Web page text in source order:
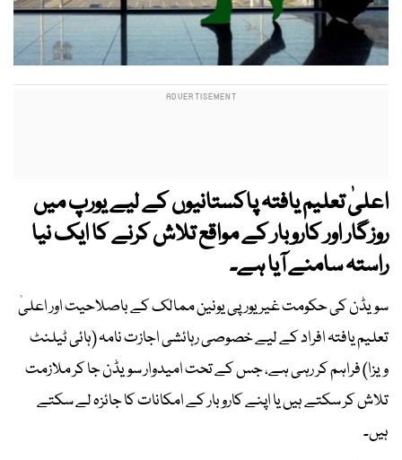
اعلیٰ تعلیم یافتہ پاکستانیوں کے لیے یورپ میں
روزگار اور کاروبار کے مواقع تلاش کرنے کا ایک نیا
راستہ سامنے آیا ہے۔
سویڈن کی حکومت غیر یورپی یونین ممالک کے باصلاحیت اور اعلیٰ
تعلیم یافتہ افراد کے لیے خصوصی رہائشی اجازت نامہ (ہائی ٹیلنٹ
ویزا) فراہم کر رہی ہے، جس کے تحت امیدوار سویڈن جا کر ملازمت
تلاش کر سکتے ہیں یا اپنے کاروبار کے امکانات کا جائزہ لے سکتے
ہیں۔